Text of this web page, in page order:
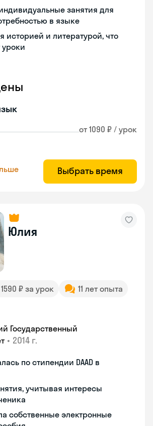
занятия для
в языке
историей и литературой, что
от 1090 ₽ / урок
Выбрать время
Юлия
₽ за урок
11 лет опыта
Государственный
• 2014 г.
по стипендии DAAD в
учитывая интересы
собственные электронные